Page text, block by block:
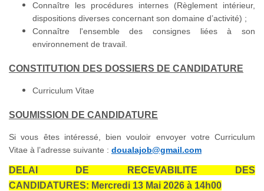
Connaître les procédures internes (Règlement intérieur,
dispositions diverses concernant son domaine d’activité) ;
Connaître l'ensemble des consignes liées à son
environnement de travail.
CONSTITUTION DES DOSSIERS DE CANDIDATURE
Curriculum Vitae
SOUMISSION DE CANDIDATURE
Si vous êtes intéressé, bien vouloir envoyer votre Curriculum
Vitae à l’adresse suivante : doualajob@gmail.com
DELAI DE RECEVABILITE DES
CANDIDATURES: Mercredi 13 Mai 2026 à 14h00